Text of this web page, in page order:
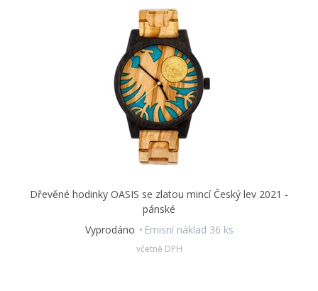
hmotnosti 1/25 trojské unce s motivem z roku 2022.
Spolutvůrcem designu hodinek se stal
který je autorem reliéfu mince.
Hodinky Český lev se postarají, abyste neměli zpoždění,
vykřičí do světa, že máte vytříbený styl, a zachrání vám
život v krizové situaci.Představte si například, že na
dovolené v exotické zemi přijdete o všechny peníze. V takovém
případě se vám vyplatí mít investiční minci neustále po ruce.
Zlato totiž snadno zpeněžíte kdekoli na světě…
V naší nabídce najdete taképánskou variantu
těchto
hodinek, která je svou větší velikostí vhodná zejména pro
Dřevěné hodinky OASIS se zlatou mincí Český lev 2021 -
pánské
Vyprodáno
Emisní náklad 36 ks
včetně DPH